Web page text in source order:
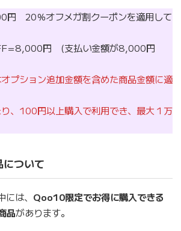
円 20％オフメガ割クーポンを適用して
円 (支払い金額が8,000円
プション追加金額を含めた商品金額に適
、100円以上購入で利用でき、最大１万
ついて
は、 Qoo10限定でお得に購入できる
品があります。